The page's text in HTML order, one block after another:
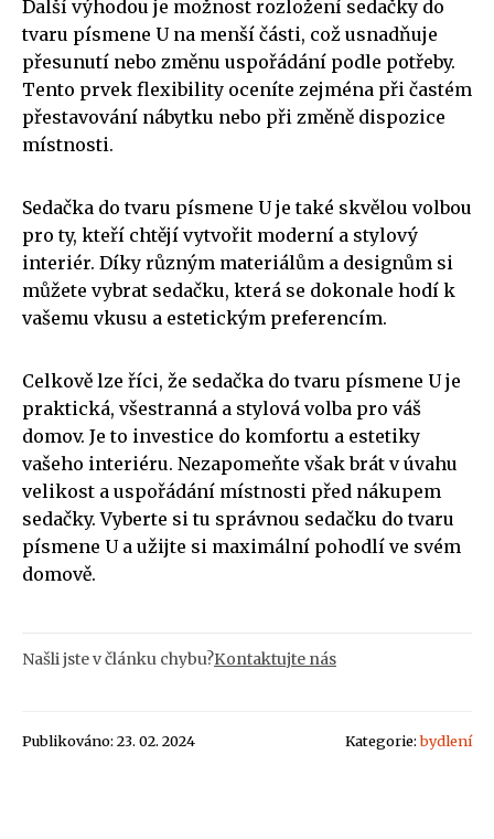
Další výhodou je možnost rozložení sedačky do
tvaru písmene U na menší části, což usnadňuje
přesunutí nebo změnu uspořádání podle potřeby.
Tento prvek flexibility oceníte zejména při častém
přestavování nábytku nebo při změně dispozice
místnosti.
Sedačka do tvaru písmene U je také skvělou volbou
pro ty, kteří chtějí vytvořit moderní a stylový
interiér. Díky různým materiálům a designům si
můžete vybrat sedačku, která se dokonale hodí k
vašemu vkusu a estetickým preferencím.
Celkově lze říci, že sedačka do tvaru písmene U je
praktická, všestranná a stylová volba pro váš
domov. Je to investice do komfortu a estetiky
vašeho interiéru. Nezapomeňte však brát v úvahu
velikost a uspořádání místnosti před nákupem
sedačky. Vyberte si tu správnou sedačku do tvaru
písmene U a užijte si maximální pohodlí ve svém
domově.
Našli jste v článku chybu?Kontaktujte nás
Publikováno: 23. 02. 2024 Kategorie:bydlení